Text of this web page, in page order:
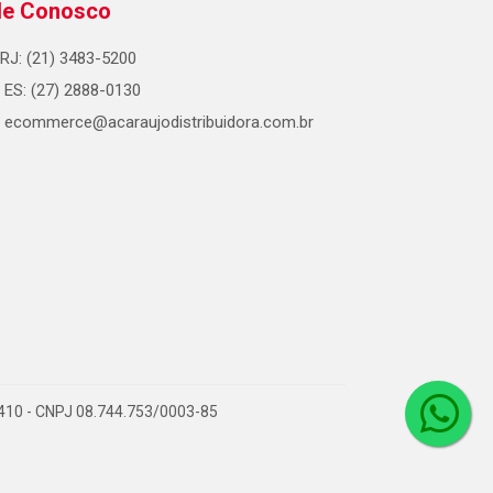
Conosco
RJ: (21) 3483-5200
ES: (27) 2888-0130
ecommerce@acaraujodistribuidora.com.br
- CNPJ 08.744.753/0003-85